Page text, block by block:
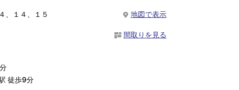
、１４、１５ 地図で表示
間取りを見る
徒歩9分